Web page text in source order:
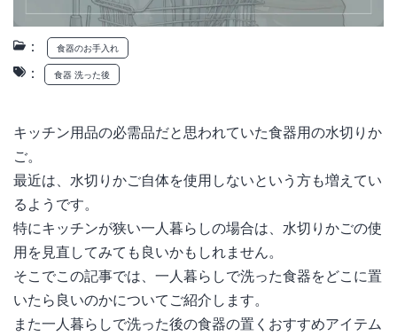
： 食器のお手入れ
： 食器 洗った後
キッチン用品の必需品だと思われていた食器用の水切りか
ご。
最近は、水切りかご自体を使用しないという方も増えてい
るようです。
特にキッチンが狭い一人暮らしの場合は、水切りかごの使
用を見直してみても良いかもしれません。
そこでこの記事では、一人暮らしで洗った食器をどこに置
いたら良いのかについてご紹介します。
また一人暮らしで洗った後の食器の置くおすすめアイテム